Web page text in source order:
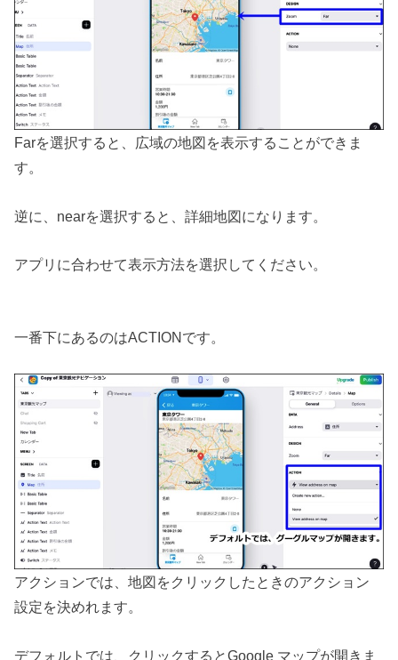
Farを選択すると、広域の地図を表示することができま
す。
逆に、nearを選択すると、詳細地図になります。
アプリに合わせて表示方法を選択してください。
一番下にあるのはACTIONです。
アクションでは、地図をクリックしたときのアクション
設定を決めれます。
デフォルトでは、クリックするとGoogle マップが開きま